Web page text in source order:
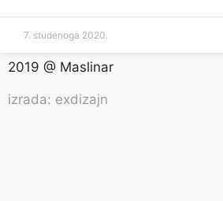
7. studenoga 2020.
2019 @ Maslinar
izrada: exdizajn